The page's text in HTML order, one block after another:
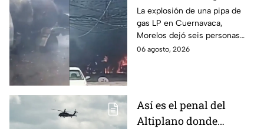
víctimas tras estallido
en Morelos
La explosión de una pipa de
gas LP en Cuernavaca,
Morelos dejó seis personas
hospitalizadas. IMSS informó
06 agosto, 2026
Así es el penal del
Altiplano donde